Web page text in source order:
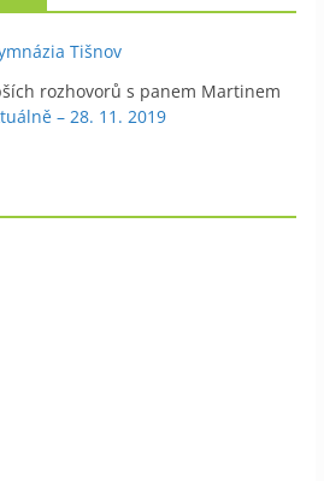
Tišnov
rozhovorů s panem Martinem
– 28. 11. 2019